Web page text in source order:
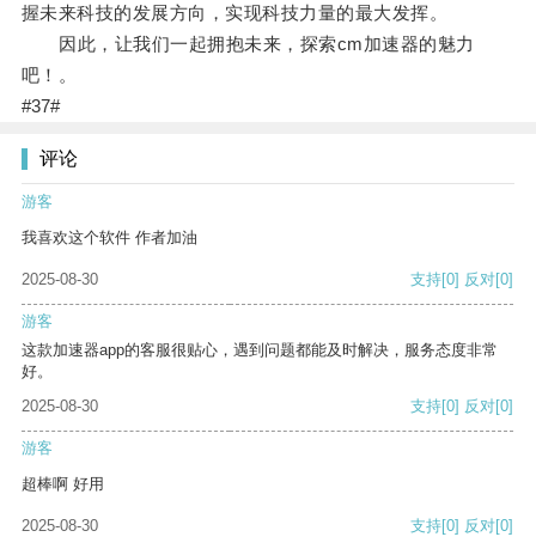
握未来科技的发展方向，实现科技力量的最大发挥。
因此，让我们一起拥抱未来，探索cm加速器的魅力
吧！。
#37#
评论
游客
我喜欢这个软件 作者加油
2025-08-30 支持[0] 反对[0]
游客
这款加速器app的客服很贴心，遇到问题都能及时解决，服务态度非常
好。
2025-08-30
支持[0] 反对[0]
游客
超棒啊 好用
2025-08-30 支持[0] 反对[0]